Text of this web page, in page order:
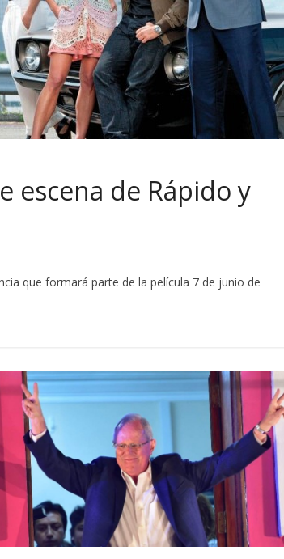
escena de Rápido y
que formará parte de la película 7 de junio de